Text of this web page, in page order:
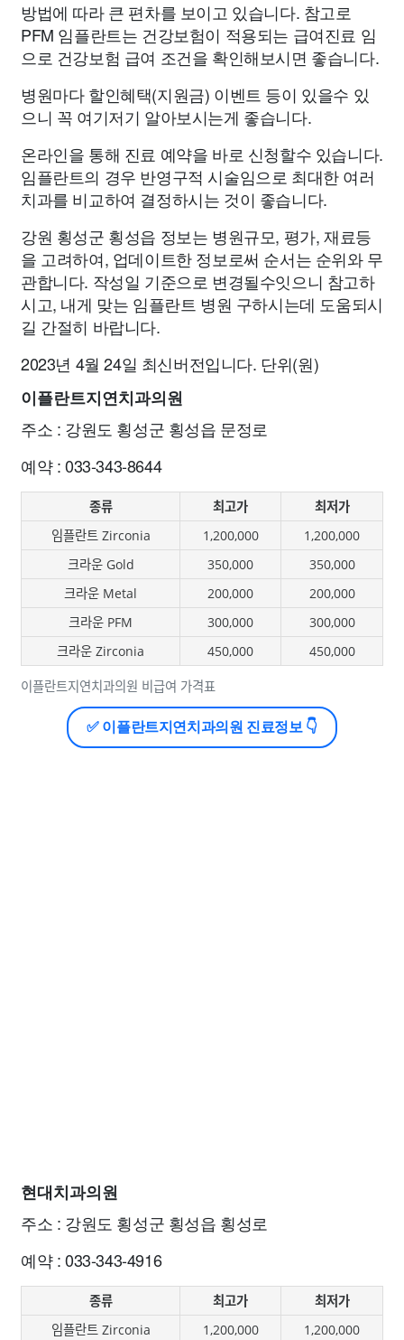
방법에 따라 큰 편차를 보이고 있습니다. 참고로
PFM 임플란트는 건강보험이 적용되는 급여진료 임
으로 건강보험 급여 조건을 확인해보시면 좋습니다.
병원마다 할인혜택(지원금) 이벤트 등이 있을수 있
으니 꼭 여기저기 알아보시는게 좋습니다.
온라인을 통해 진료 예약을 바로 신청할수 있습니다.
임플란트의 경우 반영구적 시술임으로 최대한 여러
치과를 비교하여 결정하시는 것이 좋습니다.
강원 횡성군 횡성읍 정보는 병원규모, 평가, 재료등
을 고려하여, 업데이트한 정보로써 순서는 순위와 무
관합니다. 작성일 기준으로 변경될수잇으니 참고하
시고, 내게 맞는 임플란트 병원 구하시는데 도움되시
길 간절히 바랍니다.
2023년 4월 24일 최신버전입니다. 단위(원)
이플란트지연치과의원
주소 : 강원도 횡성군 횡성읍 문정로
예약 : 033-343-8644
이플란트지연치과의원 비급여 가격표
종류 최고가
최저가
임플란트 Zirconia
1,200,000
1,200,000
크라운 Gold
350,000
350,000
크라운 Metal
200,000
200,000
크라운 PFM
300,000
300,000
크라운 Zirconia
450,000 450,000
✅ 이플란트지연치과의원 진료정보 👇
현대치과의원
주소 : 강원도 횡성군 횡성읍 횡성로
예약 : 033-343-4916
종류 최고가
최저가
임플란트 Zirconia
1,200,000 1,200,000